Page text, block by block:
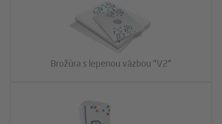
Brožúra s lepenou väzbou "V2"